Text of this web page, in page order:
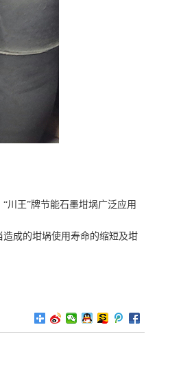
川王”牌节能石墨坩埚广泛应用
成的坩埚使用寿命的缩短及坩